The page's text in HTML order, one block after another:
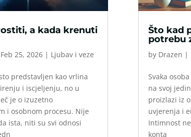
a kada krenuti
Feb 25, 2026| Ljubav i veze
predstavljen kao vrlina
i iscjeljenju, no u
je o izuzetno
i osobnom procesu. Nije
ista, niti su svi odnosi
Što kad
potrebu
by Drazen |
Svaka
na svoj
proizlazi iz
uvjerenja i
Intimnost
konta